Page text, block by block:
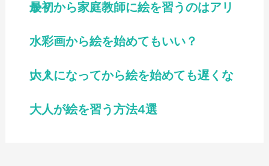
最初から家庭教師に絵を習うのはアリか？
水彩画から絵を始めてもいい？
大人になってから絵を始めても遅くない？
大人が絵を習う方法4選